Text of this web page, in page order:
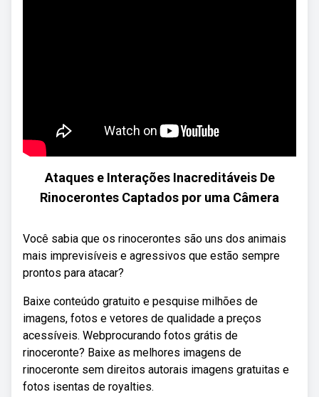
Ataques e Interações Inacreditáveis De
Rinocerontes Captados por uma Câmera
Você sabia que os rinocerontes são uns dos animais
mais imprevisíveis e agressivos que estão sempre
prontos para atacar?
Baixe conteúdo gratuito e pesquise milhões de
imagens, fotos e vetores de qualidade a preços
acessíveis. Webprocurando fotos grátis de
rinoceronte? Baixe as melhores imagens de
rinoceronte sem direitos autorais imagens gratuitas e
fotos isentas de royalties.